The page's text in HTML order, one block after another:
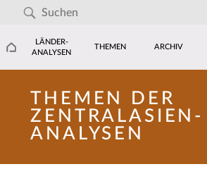
LÄNDER-
ANALYSEN
THEMEN ARCHIV
THEMEN DER
ZENTRALASIEN-
ANALYSEN